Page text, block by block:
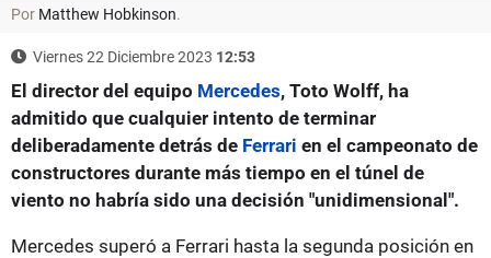
Por Matthew Hobkinson.
Viernes 22 Diciembre 2023 12:53
El director del equipo Mercedes, Toto Wolff, ha
admitido que cualquier intento de terminar
deliberadamente detrás de Ferrari en el campeonato de
constructores durante más tiempo en el túnel de
viento no habría sido una decisión "unidimensional".
Mercedes superó a Ferrari hasta la segunda posición en